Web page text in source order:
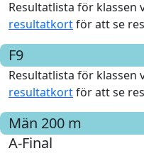
Resultatlista för klassen
resultatkortför att se
F9
Resultatlista för klassen
resultatkortför att se
Män 200 m
A-Final